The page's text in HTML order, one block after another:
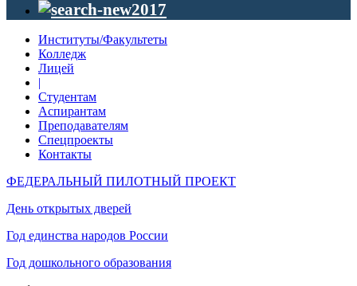
Институты/Факультеты
Колледж
Лицей
|
Студентам
Аспирантам
Преподавателям
Спецпроекты
Контакты
ФЕДЕРАЛЬНЫЙ ПИЛОТНЫЙ ПРОЕКТ
День открытых дверей
Год единства народов России
Год дошкольного образования